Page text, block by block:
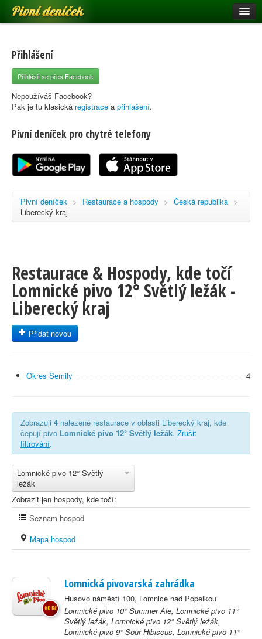
Pivní deníček
Pivní mapa
Pivní značky
Nápověda
Registrace
Přihlášení
Přihlásit se přes Facebook
Nepoužíváš Facebook?
Pak je tu klasická registrace a přihlašení.
Pivní deníček pro chytré telefony
Pivní deníček > Restaurace a hospody > Česká republika >
Liberecký kraj
Restaurace & Hospody, kde točí
Lomnické pivo 12° Světlý ležák -
Liberecký kraj
Přidat novou
Okres Semily 4
Zobrazuji 4 nalezené restaurace v oblasti Liberecký kraj, kde
čepují pivo Lomnické pivo 12° Světlý ležák. Zrušit
filtrování.
Lomnické pivo 12° Světlý
ležák
Zobrazit jen hospody, kde točí:
Seznam hospod
Mapa hospod
Lomnická pivovarská zahrádka
Husovo náměstí 100, Lomnice nad Popelkou
Lomnické pivo 10° Summer Ale, Lomnické pivo 11°
Světlý ležák, Lomnické pivo 12° Světlý ležák,
Lomnické pivo 9° Sour Hibiscus, Lomnické pivo 11°
60 Kč